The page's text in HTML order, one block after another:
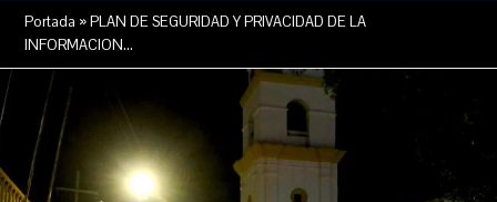
Portada »PLAN DE SEGURIDAD Y PRIVACIDAD DE LA
INFORMACION…